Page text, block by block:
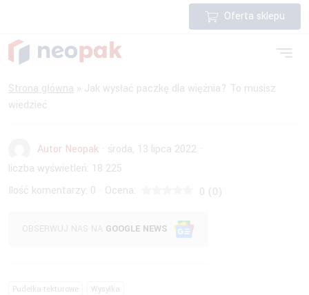
Oferta sklepu
Strona główna » Jak wysłać paczkę dla więźnia? To musisz
wiedzieć
Autor Neopak · środa, 13 lipca 2022 ·
liczba wyświetleń: 18 225
Ilość komentarzy: 0 · Ocena: 0 (0)
OBSERWUJ NAS NA GOOGLE NEWS
Pudełka tekturowe Wysyłka